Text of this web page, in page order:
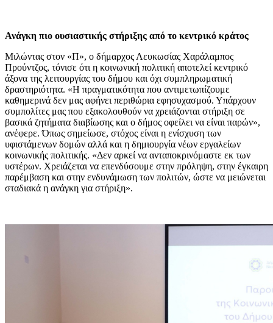
Ανάγκη πιο ουσιαστικής στήριξης από το κεντρικό κράτος
Μιλώντας στον «Π», ο δήμαρχος Λευκωσίας Χαράλαμπος
Προύντζος, τόνισε ότι η κοινωνική πολιτική αποτελεί κεντρικό
άξονα της λειτουργίας του δήμου και όχι συμπληρωματική
δραστηριότητα. «Η πραγματικότητα που αντιμετωπίζουμε
καθημερινά δεν μας αφήνει περιθώρια εφησυχασμού. Υπάρχουν
συμπολίτες μας που εξακολουθούν να χρειάζονται στήριξη σε
βασικά ζητήματα διαβίωσης και ο δήμος οφείλει να είναι παρών»,
ανέφερε. Όπως σημείωσε, στόχος είναι η ενίσχυση των
υφιστάμενων δομών αλλά και η δημιουργία νέων εργαλείων
κοινωνικής πολιτικής. «Δεν αρκεί να ανταποκρινόμαστε εκ των
υστέρων. Χρειάζεται να επενδύσουμε στην πρόληψη, στην έγκαιρη
παρέμβαση και στην ενδυνάμωση των πολιτών, ώστε να μειώνεται
σταδιακά η ανάγκη για στήριξη».